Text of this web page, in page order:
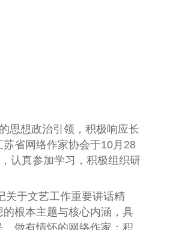
思想政治引领，积极响应长
省网络作家协会于10月 28
认真参加学习，积极组织研
关于文艺工作重要讲话精
根本主题与核心内涵，具
做有情怀的网络作家；积